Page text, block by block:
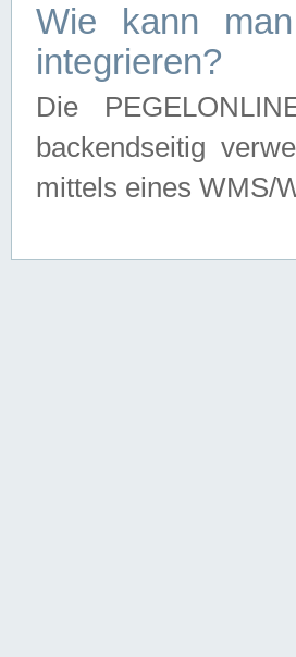
Wie kann
integrieren?
Die
backendseitig
mittels eines WMS/